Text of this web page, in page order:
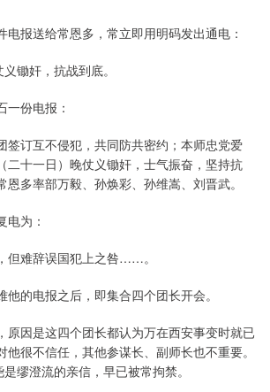
电报送给常恩多，常立即用明码发出通电：
锄奸，抗战到底。
一份电报：
签订互不侵犯，共同防共密约；本师忠党爱
二十一日）晚仗义锄奸，士气振奋，坚持抗
多率部万毅、孙焕彩、孙维嵩、刘晋武。
电为：
但难辞误国犯上之咎……。
的电报之后，即集合四个团长开会。
原因是这四个团长都认为万在西安事变时就已
很不信任，其他参谋长、副师长也不重要。
缪澄流的亲信，早已被常拘禁。